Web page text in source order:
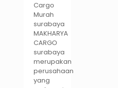
Cargo
Murah
surabaya
MAKHARYA
CARGO
surabaya
merupakan
perusahaan
yang